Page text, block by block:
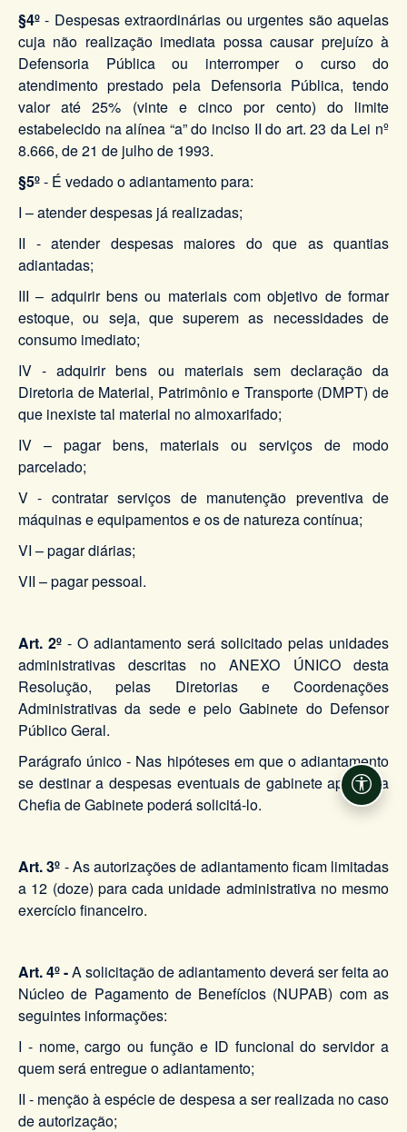
§4º - Despesas extraordinárias ou urgentes são aquelas
cuja não realização imediata possa causar prejuízo à
Defensoria Pública ou interromper o curso do
atendimento prestado pela Defensoria Pública, tendo
valor até 25% (vinte e cinco por cento) do limite
estabelecido na alínea “a” do inciso II do art. 23 da Lei nº
8.666, de 21 de julho de 1993.
§5º- É vedado o adiantamento para:
I – atender despesas já realizadas;
II - atender despesas maiores do que as quantias
adiantadas;
III – adquirir bens ou materiais com objetivo de formar
estoque, ou seja, que superem as necessidades de
consumo imediato;
IV - adquirir bens ou materiais sem declaração da
Diretoria de Material, Patrimônio e Transporte (DMPT) de
que inexiste tal material no almoxarifado;
IV – pagar bens, materiais ou serviços de modo
parcelado;
V - contratar serviços de manutenção preventiva de
máquinas e equipamentos e os de natureza contínua;
VI – pagar diárias;
VII – pagar pessoal.
Art. 2º - O adiantamento será solicitado pelas unidades
administrativas descritas no ANEXO ÚNICO desta
Resolução, pelas Diretorias e Coordenações
Administrativas da sede e pelo Gabinete do Defensor
Público Geral.
Parágrafo único - Nas hipóteses em que o adiantamento
se destinar a despesas eventuais de gabinete apenas a
Chefia de Gabinete poderá solicitá-lo.
Art. 3º - As autorizações de adiantamento ficam limitadas
a 12 (doze) para cada unidade administrativa no mesmo
exercício financeiro.
Art. 4º -A solicitação de adiantamento deverá ser feita ao
Núcleo de Pagamento de Benefícios (NUPAB) com as
seguintes informações:
I - nome, cargo ou função e ID funcional do servidor a
quem será entregue o adiantamento;
II - menção à espécie de despesa a ser realizada no caso
de autorização;